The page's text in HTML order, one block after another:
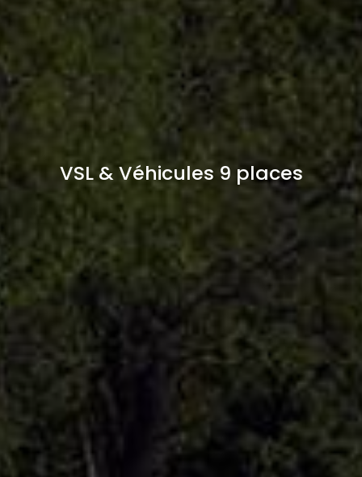
VSL & Véhicules 9 places